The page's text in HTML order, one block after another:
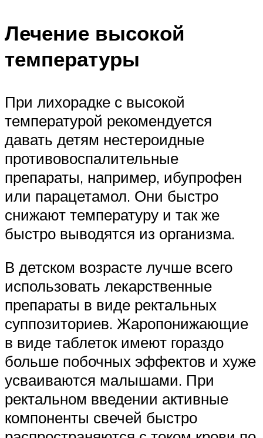
Лечение высокой
температуры
При лихорадке с высокой
температурой рекомендуется
давать детям нестероидные
противовоспалительные
препараты, например, ибупрофен
или парацетамол. Они быстро
снижают температуру и так же
быстро выводятся из организма.
В детском возрасте лучше всего
использовать лекарственные
препараты в виде ректальных
суппозиториев. Жаропонижающие
в виде таблеток имеют гораздо
больше побочных эффектов и хуже
усваиваются малышами. При
ректальном введении активные
компоненты свечей быстро